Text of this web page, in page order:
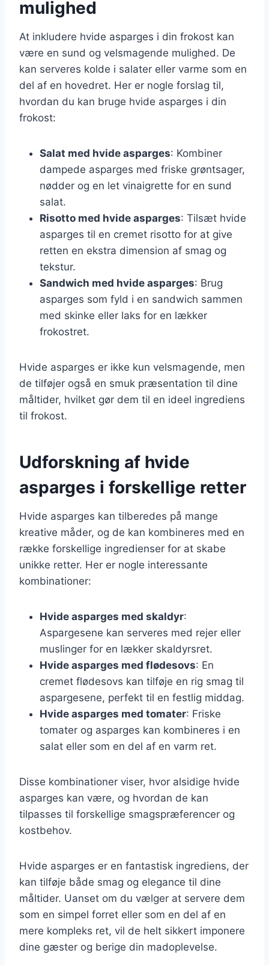
mulighed
At inkludere hvide asparges i din frokost kan
være en sund og velsmagende mulighed. De
kan serveres kolde i salater eller varme som en
del af en hovedret. Her er nogle forslag til,
hvordan du kan bruge hvide asparges i din
frokost:
Salat med hvide asparges: Kombiner
dampede asparges med friske grøntsager,
nødder og en let vinaigrette for en sund
salat.
Risotto med hvide asparges: Tilsæt hvide
asparges til en cremet risotto for at give
retten en ekstra dimension af smag og
tekstur.
Sandwich med hvide asparges: Brug
asparges som fyld i en sandwich sammen
med skinke eller laks for en lækker
frokostret.
Hvide asparges er ikke kun velsmagende, men
de tilføjer også en smuk præsentation til dine
måltider, hvilket gør dem til en ideel ingrediens
til frokost.
Udforskning af hvide
asparges i forskellige retter
Hvide asparges kan tilberedes på mange
kreative måder, og de kan kombineres med en
række forskellige ingredienser for at skabe
unikke retter. Her er nogle interessante
kombinationer:
Hvide asparges med skaldyr:
Aspargesene kan serveres med rejer eller
muslinger for en lækker skaldyrsret.
Hvide asparges med flødesovs: En
cremet flødesovs kan tilføje en rig smag til
aspargesene, perfekt til en festlig middag.
Hvide asparges med tomater: Friske
tomater og asparges kan kombineres i en
salat eller som en del af en varm ret.
Disse kombinationer viser, hvor alsidige hvide
asparges kan være, og hvordan de kan
tilpasses til forskellige smagspræferencer og
kostbehov.
Hvide asparges er en fantastisk ingrediens, der
kan tilføje både smag og elegance til dine
måltider. Uanset om du vælger at servere dem
som en simpel forret eller som en del af en
mere kompleks ret, vil de helt sikkert imponere
dine gæster og berige din madoplevelse.